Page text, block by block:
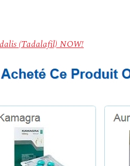
(Tadalafil) NOW!